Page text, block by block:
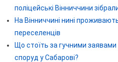
поліцейські Вінниччини
На Вінниччині нині
переселенців
Що стоїть за гучними
споруд у Сабарові?